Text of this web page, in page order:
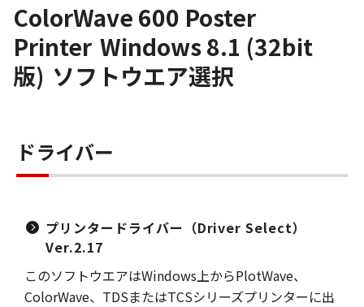
ColorWave 600 Poster
Printer Windows 8.1 (32bit
版) ソフトウエア選択
ドライバー
プリンタードライバー（Driver Select）
Ver.2.17
このソフトウエアはWindows上からPlotWave、
ColorWave、TDSまたはTCSシリーズプリンターに出